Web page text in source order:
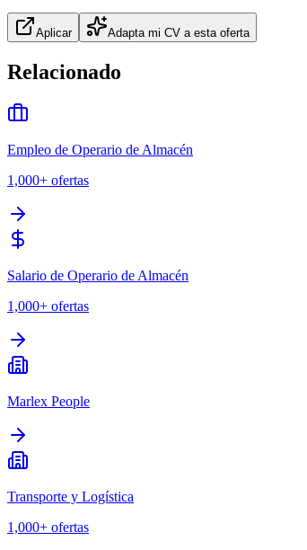
Aplicar Adapta mi CV a esta oferta
Relacionado
Empleo de Operario de Almacén
1,000+ ofertas
Salario de Operario de Almacén
1,000+ ofertas
Marlex People
Transporte y Logística
1,000+ ofertas